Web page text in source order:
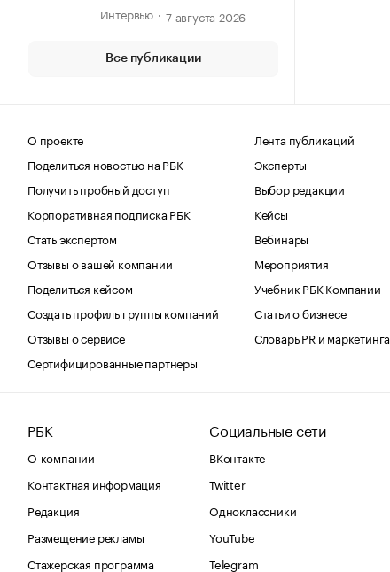
Интервью
7 августа 2026
Все публикации
О проекте
Поделиться новостью на РБК
Получить пробный доступ
Корпоративная подписка РБК
Стать экспертом
Отзывы о вашей компании
Поделиться кейсом
Создать профиль группы компаний
Отзывы о сервисе
Сертифицированные партнеры
Лента публикаций
Эксперты
Выбор редакции
Кейсы
Вебинары
Мероприятия
Учебник РБК Компании
Статьи о бизнесе
Словарь PR и маркетинга
РБК
О компании
Контактная информация
Редакция
Размещение рекламы
Стажерская программа
Социальные сети
ВКонтакте
Twitter
Одноклассники
YouTube
Telegram